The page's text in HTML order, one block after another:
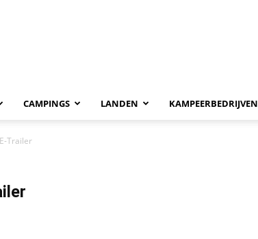
CAMPINGS LANDEN KAMPEERBEDRIJVEN
Trailer